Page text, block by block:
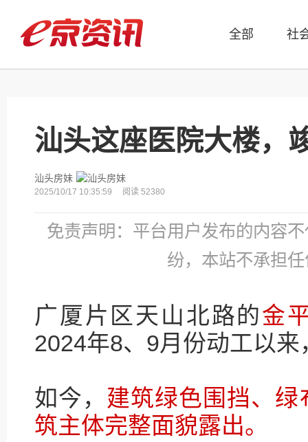
全部 社
汕头这座医院大楼，
汕头房妹
2025/10/17 10:35:59 阅读 52380
免责声明：平台用户发布的内容
纷，本站不承担
广厦片区天山北路的金
2024年8、9月份动工以
如今， 建筑绿色围挡、
筑主体完整面貌露出。